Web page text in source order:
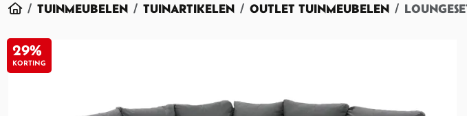
HOME
TUINMEUBELEN TUINARTIKELEN OUTLET TUINMEUBELEN
29%
KORTING